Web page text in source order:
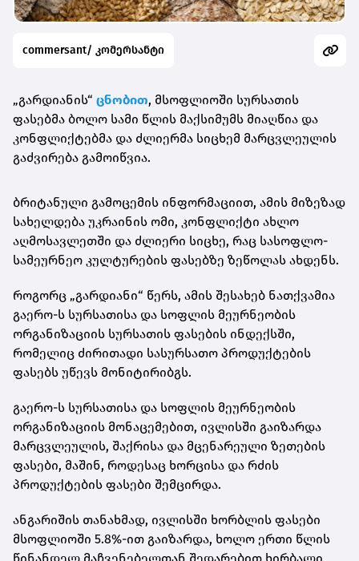
commersant/ კომერსანტი
„გარდიანის“ ცნობით, მსოფლიოში სურსათის
ფასებმა ბოლო სამი წლის მაქსიმუმს მიაღწია და
კონფლიქტებმა და ძლიერმა სიცხემ მარცვლეულის
გაძვირება გამოიწვია.
ბრიტანული გამოცემის ინფორმაციით, ამის მიზეზად
სახელდება უკრაინის ომი, კონფლიქტი ახლო
აღმოსავლეთში და ძლიერი სიცხე, რაც სასოფლო-
სამეურნეო კულტურების ფასებზე ზეწოლას ახდენს.
როგორც „გარდიანი“ წერს, ამის შესახებ ნათქვამია
გაერო-ს სურსათისა და სოფლის მეურნეობის
ორგანიზაციის სურსათის ფასების ინდექსში,
რომელიც ძირითადი სასურსათო პროდუქტების
ფასებს უწევს მონიტირიბგს.
გაერო-ს სურსათისა და სოფლის მეურნეობის
ორგანიზაციის მონაცემებით, ივლისში გაიზარდა
მარცვლეულის, შაქრისა და მცენარეული ზეთების
ფასები, მაშინ, როდესაც ხორცისა და რძის
პროდუქტების ფასები შემცირდა.
ანგარიშის თანახმად, ივლისში ხორბლის ფასები
მსოფლიოში 5.8%-ით გაიზარდა, ხოლო ერთი წლის